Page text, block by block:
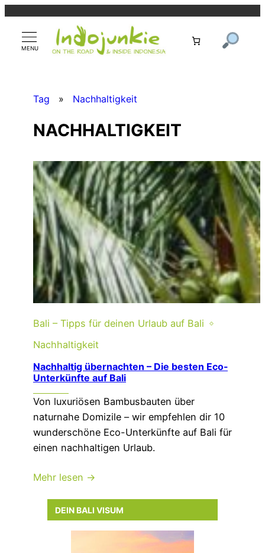
springen
Tag » Nachhaltigkeit
NACHHALTIGKEIT
Bali – Tipps für deinen Urlaub auf Bali
Nachhaltigkeit
Nachhaltig übernachten – Die besten Eco-
Unterkünfte auf Bali
Von luxuriösen Bambusbauten über
naturnahe Domizile – wir empfehlen dir 10
wunderschöne Eco-Unterkünfte auf Bali für
einen nachhaltigen Urlaub.
Mehr lesen →
DEIN BALI VISUM